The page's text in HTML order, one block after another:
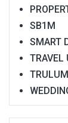
SB1M
SMART
TRAVEL